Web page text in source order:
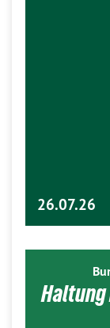
26.07.26
Haltung